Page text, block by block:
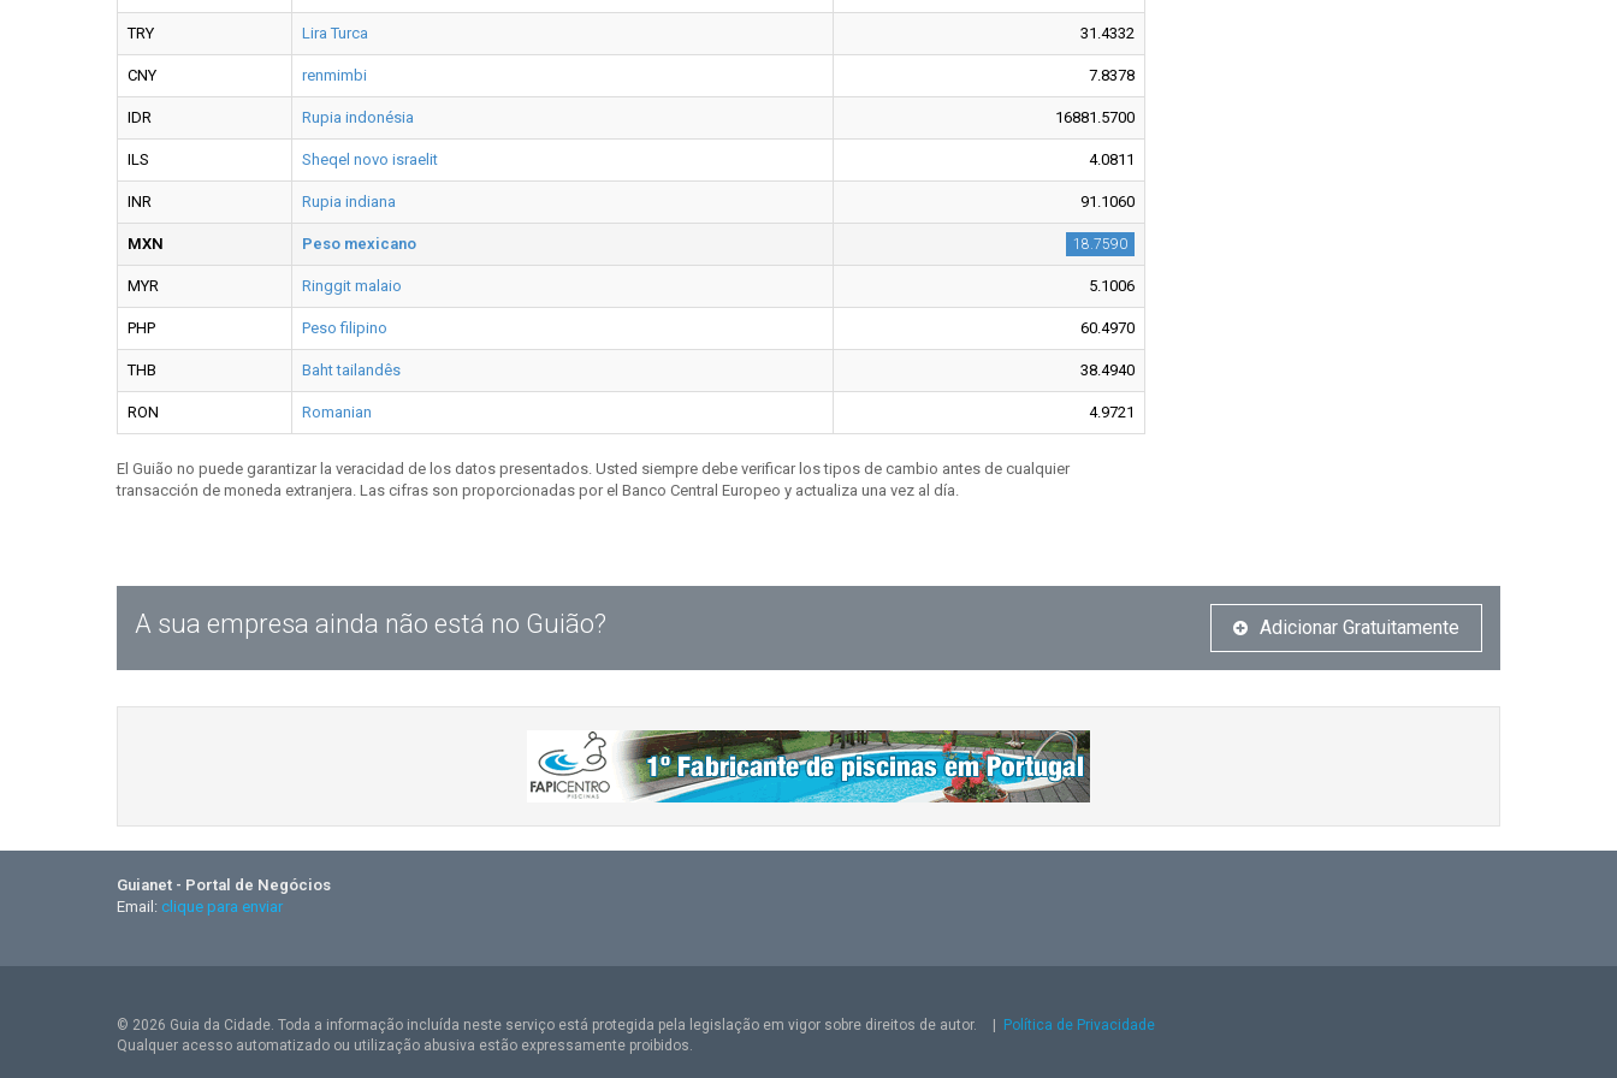
TRY Lira Turca 31.4332
CNY renmimbi 7.8378
IDR Rupia indonésia 16881.5700
ILS Sheqel novo israelit 4.0811
INR Rupia indiana 91.1060
MXN Peso mexicano 18.7590
MYR Ringgit malaio 5.1006
PHP Peso filipino 60.4970
THB Baht tailandês 38.4940
RON Romanian 4.9721
El Guião no puede garantizar la veracidad de los datos presentados. Usted siempre debe verificar los tipos de cambio antes de cualquier
transacción de moneda extranjera. Las cifras son proporcionadas por el Banco Central Europeo y actualiza una vez al día.
A sua empresa ainda não está no Guião? Adicionar Gratuitamente
Guianet - Portal de Negócios
Email: clique para enviar
© 2026 Guia da Cidade. Toda a informação incluída neste serviço está protegida pela legislação em vigor sobre direitos de autor.
Política de Privacidade
Qualquer acesso automatizado ou utilização abusiva estão expressamente proibidos.